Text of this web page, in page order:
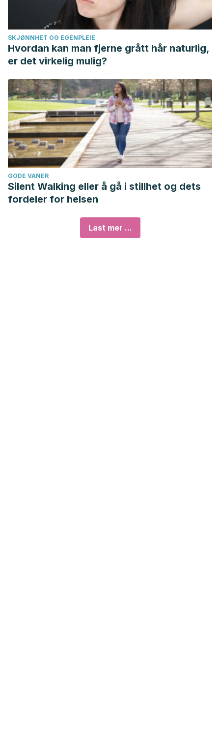
SKJØNNHET OG EGENPLEIE
Hvordan kan man fjerne grått hår naturlig,
er det virkelig mulig?
GODE VANER
Silent Walking eller å gå i stillhet og dets
fordeler for helsen
Last mer ...